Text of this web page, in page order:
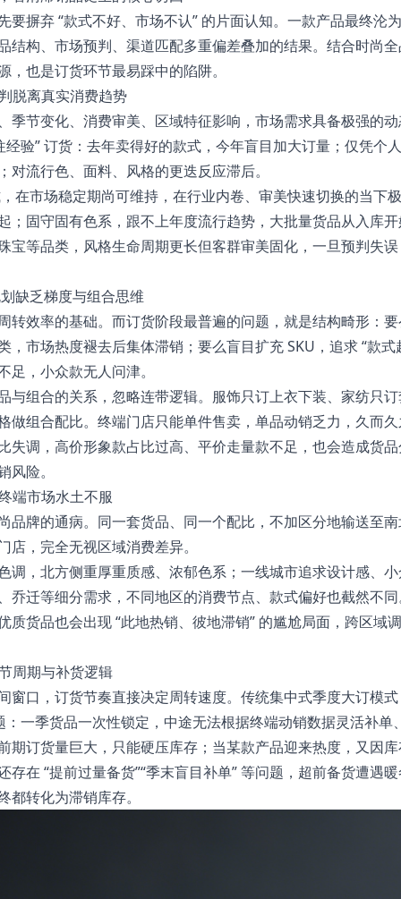
要摒弃 “款式不好、市场不认” 的片面认知。一款产品最终沦
结构、市场预判、渠道匹配多重偏差叠加的结果。结合时尚
也是订货环节最易踩中的陷阱。
脱离真实消费趋势
季节变化、消费审美、区域特征影响，市场需求具备极强的
经验” 订货：去年卖得好的款式，今年盲目加大订量；仅凭个
对流行色、面料、风格的更迭反应滞后。
在市场稳定期尚可维持，在行业内卷、审美快速切换的当下
；固守固有色系，跟不上年度流行趋势，大批量货品从入库
宝等品类，风格生命周期更长但客群审美固化，一旦预判失
缺乏梯度与组合思维
转效率的基础。而订货阶段最普遍的问题，就是结构畸形：
，市场热度褪去后集体滞销；要么盲目扩充 SKU，追求 “款
，小众款无人问津。
与组合的关系，忽略连带逻辑。服饰只订上衣下装、家纺只
做组合配比。终端门店只能单件售卖，单品动销乏力，久而
失调，高价形象款占比过高、平价走量款不足，也会造成货
险。
端市场水土不服
品牌的通病。同一套货品、同一个配比，不加区分地输送至
，完全无视区域消费差异。
调，北方侧重厚重质感、浓郁色系；一线城市追求设计感、
乔迁等细分需求，不同地区的消费节点、款式偏好也截然不
质货品也会出现 “此地热销、彼地滞销” 的尴尬局面，跨区域
周期与补货逻辑
窗口，订货节奏直接决定周转速度。传统集中式季度大订模
：一季货品一次性锁定，中途无法根据终端动销数据灵活补单
期订货量巨大，只能硬压库存；当某款产品迎来热度，又因
存在 “提前过量备货”“季末盲目补单” 等问题，超前备货遭遇
转化为滞销库存。